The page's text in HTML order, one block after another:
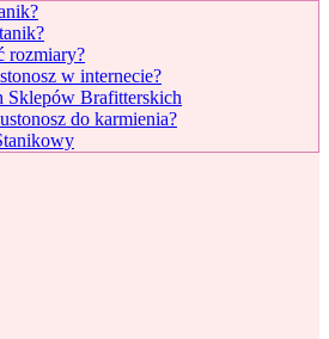
rozmiary?
w internecie?
Sklepów Brafitterskich
do karmienia?